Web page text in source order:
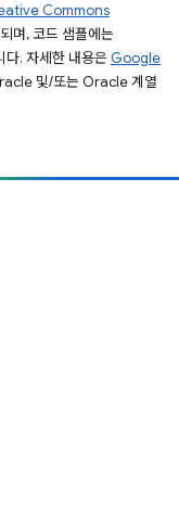
Commons
며, 코드 샘플에는
다. 자세한 내용은 Google
및/또는 Oracle 계열